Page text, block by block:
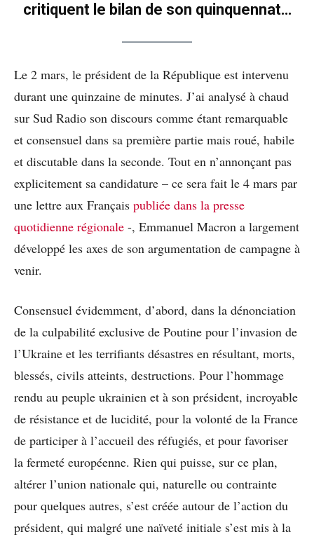
critiquent le bilan de son quinquennat…
Le 2 mars, le président de la République est intervenu
durant une quinzaine de minutes. J’ai analysé à chaud
sur Sud Radio son discours comme étant remarquable
et consensuel dans sa première partie mais roué, habile
et discutable dans la seconde. Tout en n’annonçant pas
explicitement sa candidature – ce sera fait le 4 mars par
une lettre aux Français publiée dans la presse
quotidienne régionale -, Emmanuel Macron a largement
développé les axes de son argumentation de campagne à
venir.
Consensuel évidemment, d’abord, dans la dénonciation
de la culpabilité exclusive de Poutine pour l’invasion de
l’Ukraine et les terrifiants désastres en résultant, morts,
blessés, civils atteints, destructions. Pour l’hommage
rendu au peuple ukrainien et à son président, incroyable
de résistance et de lucidité, pour la volonté de la France
de participer à l’accueil des réfugiés, et pour favoriser
la fermeté européenne. Rien qui puisse, sur ce plan,
altérer l’union nationale qui, naturelle ou contrainte
pour quelques autres, s’est créée autour de l’action du
président, qui malgré une naïveté initiale s’est mis à la